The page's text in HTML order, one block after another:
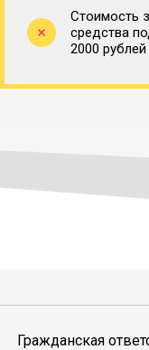
Стоимость
средства
2000
Гражданская